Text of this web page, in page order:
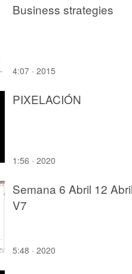
Business strategies
4:07 · 2015
PIXELACIÓN
1:56 · 2020
Semana 6 Abril 12
V7
5:48 · 2020